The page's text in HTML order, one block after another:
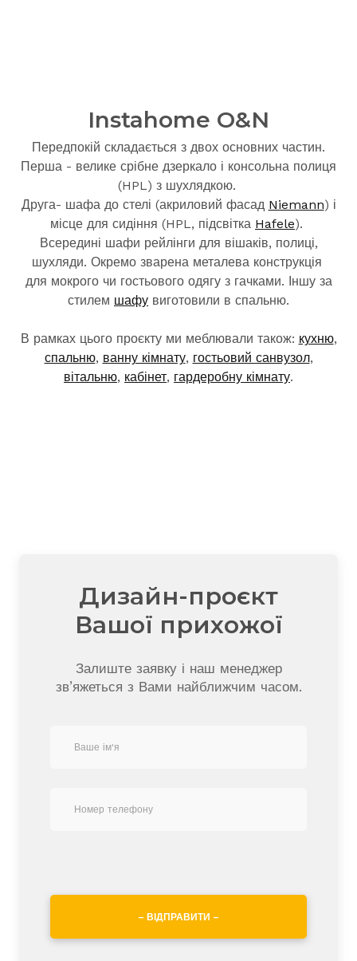
Instahome O&N
Передпокій складається з двох основних частин.
Перша - велике срібне дзеркало і консольна полиця
(HPL) з шухлядкою.
Друга- шафа до стелі (акриловий фасад Niemann) і
місце для сидіння (HPL, підсвітка Hafele).
Всередині шафи рейлінги для вішаків, полиці,
шухляди. Окремо зварена металева конструкція
для мокрого чи гостьового одягу з гачками. Іншу за
стилем шафу виготовили в спальню.
В рамках цього проєкту ми меблювали також: кухню,
спальню, ванну кімнату, гостьовий санвузол,
вітальню, кабінет, гардеробну кімнату.
Дизайн-проєкт
Вашої прихожої
Залиште заявку і наш менеджер
зв’яжеться з Вами найближчим часом.
– ВІДПРАВИТИ –